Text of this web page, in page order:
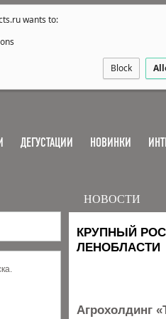
wants to:
Block
ДЕГУСТАЦИИ НОВИНКИ
НОВОСТИ
КРУПНЫЙ
ЛЕНОБЛАСТИ
Агрохолдинг